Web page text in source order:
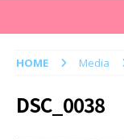
HOME Media
DSC_0038